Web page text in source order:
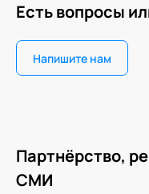
Есть вопросы
Напишите нам
Партнёрство,
СМИ